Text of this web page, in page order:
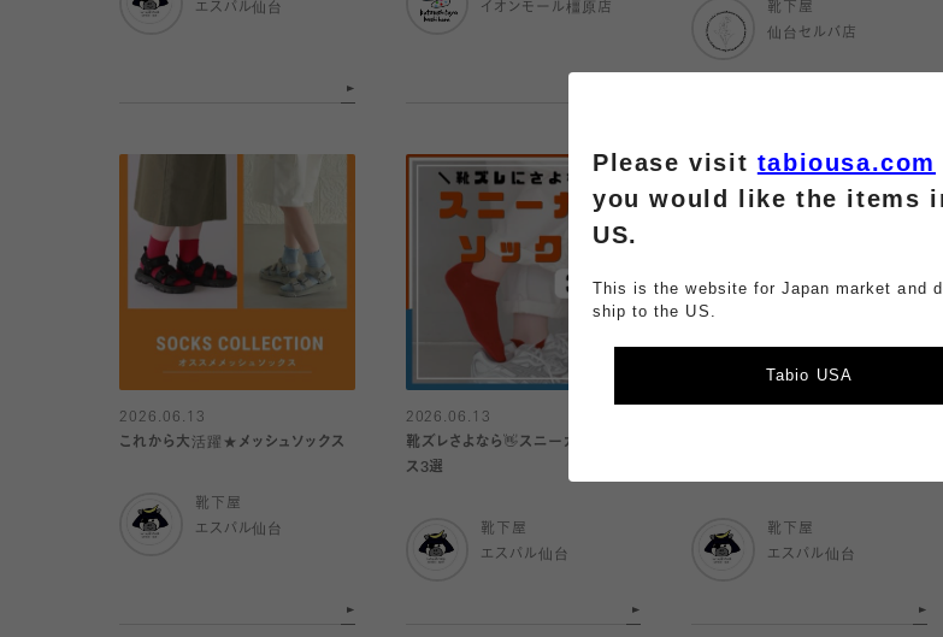
エスパル仙台
イオンモール橿原店
靴下屋
仙台セルバ店
2026.06.13
これから大活躍★メッシュソックス
靴下屋
エスパル仙台
2026.06.13
靴ズレさよなら👋スニーカーソック
ス3選
靴下屋
エスパル仙台
靴下屋
エスパル仙台
Please visit tabiousa.com
you would like the items
US.
This is the website for Japan market and
ship to the US.
Tabio USA